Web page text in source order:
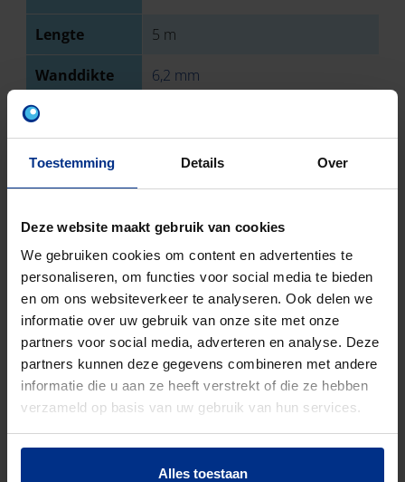
Toestemming Details Over
Deze website maakt gebruik van cookies
We gebruiken cookies om content en advertenties te
personaliseren, om functies voor social media te bieden
en om ons websiteverkeer te analyseren. Ook delen we
informatie over uw gebruik van onze site met onze
partners voor social media, adverteren en analyse. Deze
partners kunnen deze gegevens combineren met andere
informatie die u aan ze heeft verstrekt of die ze hebben
verzameld op basis van uw gebruik van hun services.
Alles toestaan
Lengte 5 m
Wanddikte 6,2 mm
Type
aansluiting 1
SN 2
EN-norm NBN EN 1401
Keurmerk BENOR
Aantal stuks 9
Bruto
46174
O01